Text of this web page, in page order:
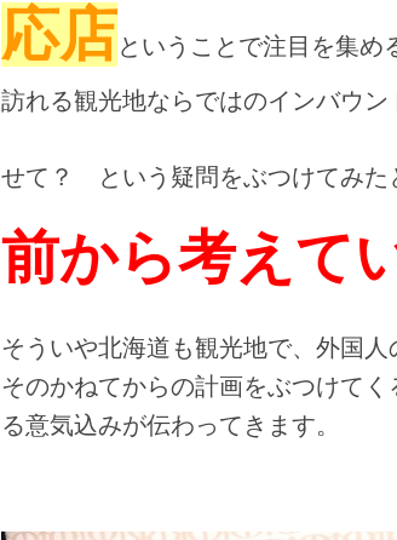
応店ということで注目を集め
訪れる観光地ならではのインバウ
せて？ という疑問をぶつけてみた
前から考えて
そういや北海道も観光地で、外国人
そのかねてからの計画をぶつけて
る意気込みが伝わってきます。